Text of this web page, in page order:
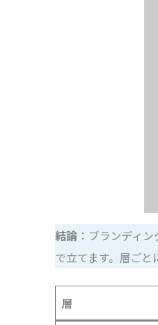
結論 ：ブランディ
で立てます。層ごと
層